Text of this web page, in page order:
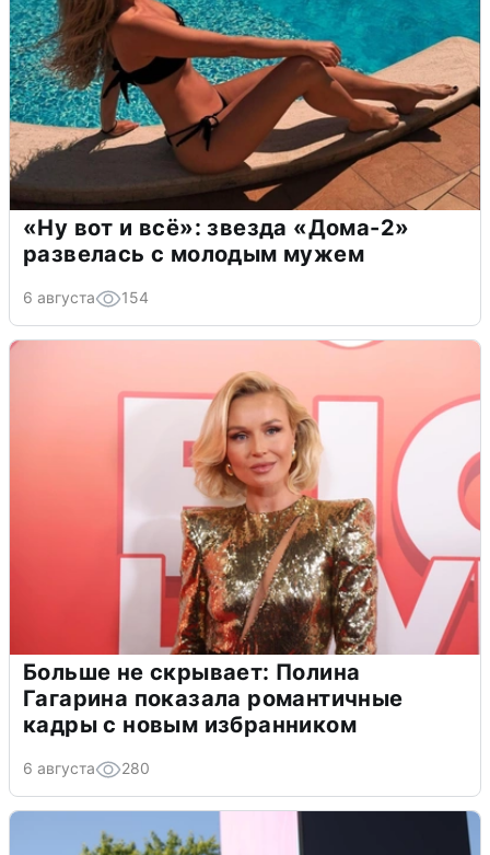
«Ну вот и всё»: звезда «Дома-2»
развелась с молодым мужем
6 августа 154
Больше не скрывает: Полина
Гагарина показала романтичные
кадры с новым избранником
6 августа 280